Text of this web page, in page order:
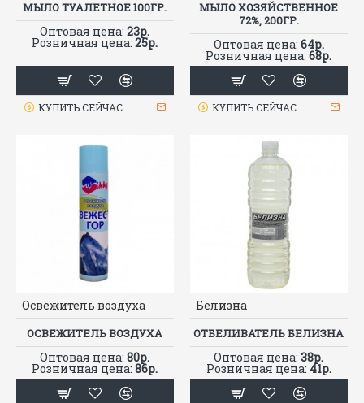
МЫЛО ТУАЛЕТНОЕ 100ГР.
Оптовая цена:23р.
Розничная цена:25р.
КУПИТЬ СЕЙЧАС
МЫЛО ХОЗЯЙСТВЕННОЕ
72%, 200ГР.
Оптовая цена: 64р.
Розничная цена:68р.
КУПИТЬ СЕЙЧАС
Освежитель воздуха
ОСВЕЖИТЕЛЬ ВОЗДУХА
Оптовая цена:80р.
Розничная цена:86р.
Белизна
ОТБЕЛИВАТЕЛЬ БЕЛИЗНА
Оптовая цена:38р.
Розничная цена: 41р.